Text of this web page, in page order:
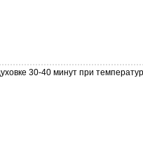
30-40 минут при